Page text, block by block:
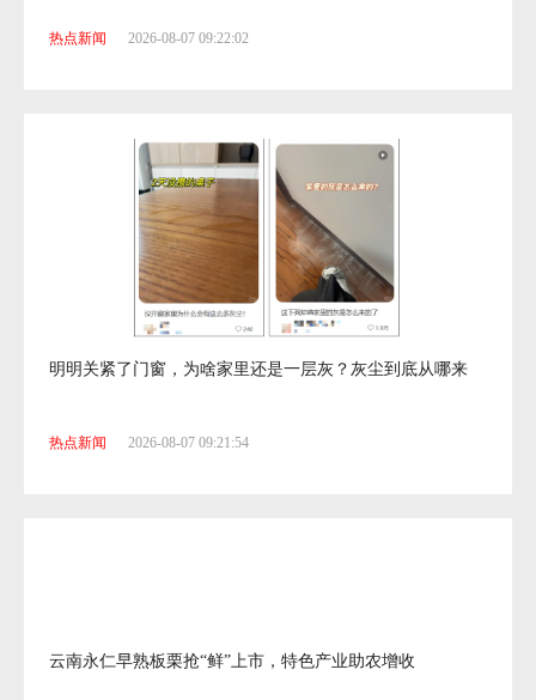
热点新闻 2026-08-07 09:22:02
明明关紧了门窗，为啥家里还是一层灰？灰尘到底从哪来
热点新闻 2026-08-07 09:21:54
云南永仁早熟板栗抢“鲜”上市，特色产业助农增收